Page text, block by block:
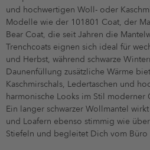
und hochwertigen Woll- oder
Modelle wie der 101801 Coat, der
Bear Coat, die seit Jahren die
Trenchcoats eignen sich ideal für
und Herbst, während schwarze
Daunenfüllung zusätzliche Wärme
Kaschmirschals, Ledertaschen und
harmonische Looks im Stil moderner
Ein langer schwarzer Wollmantel
und Loafern ebenso stimmig wie
Stiefeln und begleitet Dich vom Büro